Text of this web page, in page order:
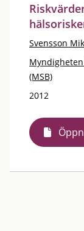
Svensson
(MSB)
2012